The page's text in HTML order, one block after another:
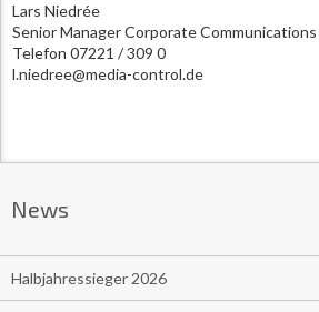
Lars Niedrée
Senior Manager Corporate Communications
Telefon 07221 / 309 0
l.niedree@media-control.de
News
Halbjahressieger 2026